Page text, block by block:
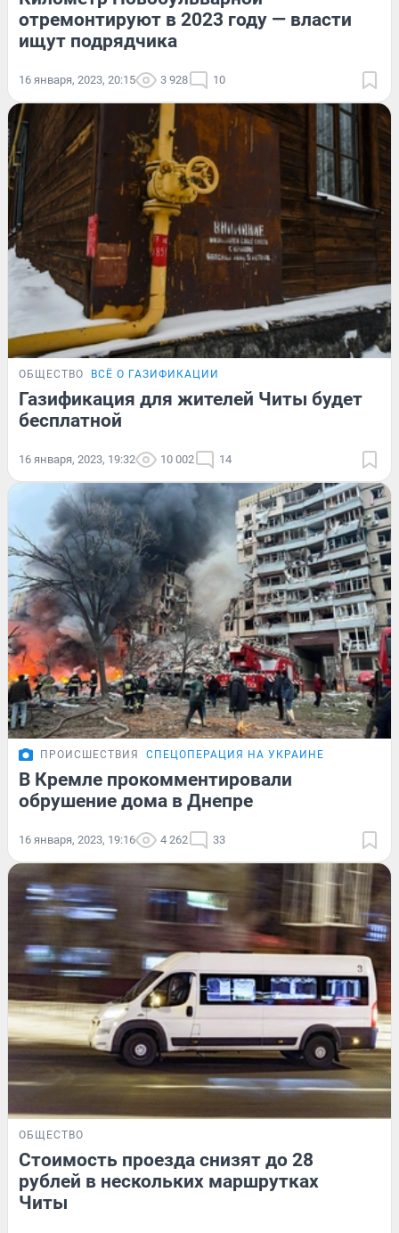
отремонтируют в 2023 году — власти
ищут подрядчика
16 января, 2023, 20:15 3 928 10
ОБЩЕСТВО ВСЁ О ГАЗИФИКАЦИИ
Газификация для жителей Читы будет
бесплатной
16 января, 2023, 19:32 10 002 14
ПРОИСШЕСТВИЯ СПЕЦОПЕРАЦИЯ НА УКРАИНЕ
В Кремле прокомментировали
обрушение дома в Днепре
16 января, 2023, 19:16 4 262 33
ОБЩЕСТВО
Стоимость проезда снизят до 28
рублей в нескольких маршрутках
Читы